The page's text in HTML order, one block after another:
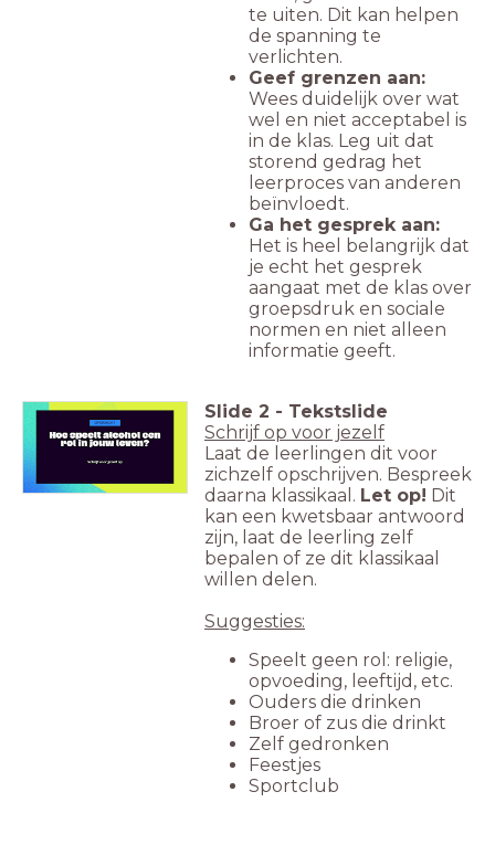
te uiten. Dit kan helpen
de spanning te
verlichten.
Geef grenzen aan:
Wees duidelijk over wat
wel en niet acceptabel is
in de klas. Leg uit dat
storend gedrag het
leerproces van anderen
beïnvloedt.
Ga het gesprek aan:
Het is heel belangrijk dat
je echt het gesprek
aangaat met de klas over
groepsdruk en sociale
normen en niet alleen
informatie geeft.
Slide 2 - Tekstslide
Schrijf op voor jezelf
Laat de leerlingen dit voor
zichzelf opschrijven. Bespreek
daarna klassikaal. Let op! Dit
kan een kwetsbaar antwoord
zijn, laat de leerling zelf
bepalen of ze dit klassikaal
willen delen.
Suggesties:
Speelt geen rol: religie,
opvoeding, leeftijd, etc.
Ouders die drinken
Broer of zus die drinkt
Zelf gedronken
Feestjes
Sportclub